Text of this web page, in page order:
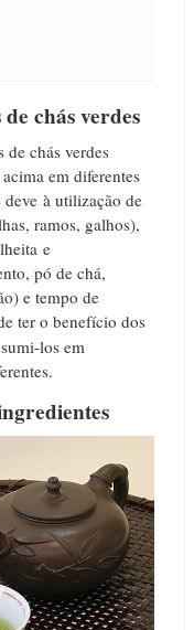
chás verdes
chás verdes
em diferentes
deve à utilização de
ramos, galhos),
e
pó de chá,
e tempo de
ter o benefício dos
los em